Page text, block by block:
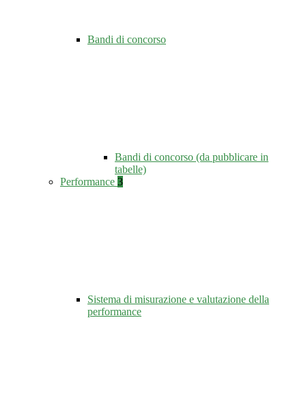
Bandi di concorso
Bandi di concorso (da pubblicare in
tabelle)
Performance 3
Sistema di misurazione e valutazione della
performance